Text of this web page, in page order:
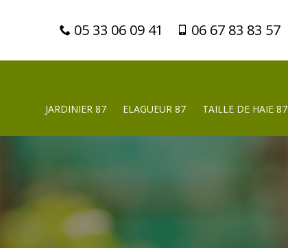
05 33 06 09 41 06 67 83 83 57
JARDINIER 87 ELAGUEUR 87 TAILLE DE HAIE 87